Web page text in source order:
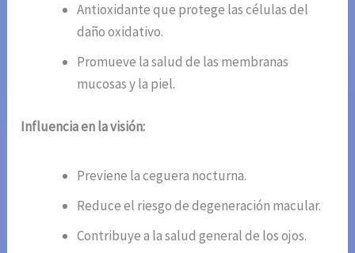
Antioxidante que protege las células del
daño oxidativo.
Promueve la salud de las membranas
mucosas y la piel.
Influencia en la visión:
Previene la ceguera nocturna.
Reduce el riesgo de degeneración macular.
Contribuye a la salud general de los ojos.